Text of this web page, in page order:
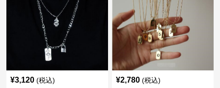
¥3,120 (税込) ¥2,780 (税込)